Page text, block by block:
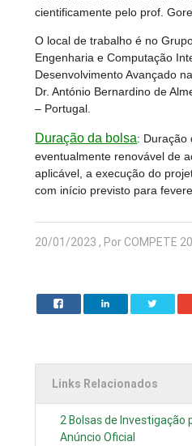
cientificamente pelo prof.
O local de trabalho é no
Engenharia e Computação
Desenvolvimento Avançado
Dr. António Bernardino de
– Portugal.
Duração da bolsa: Duração
eventualmente renovável de
aplicável, a execução do
com início previsto para
20/01/2023 , Por COMPETE
Links Relacionados
2 Bolsas de Investigação
Anúncio Oficial